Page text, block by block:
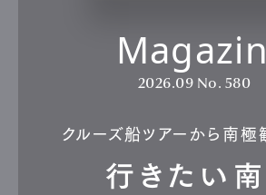
2026.09 No. 580
クルーズ船ツアーから南極
行きたい